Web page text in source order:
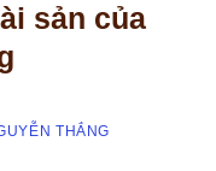
sản của
THẮNG